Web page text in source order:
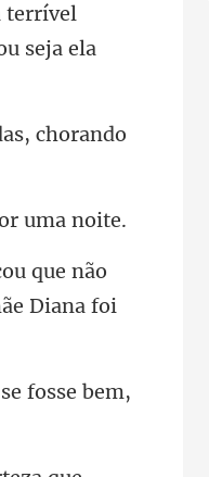
c
que não
fo